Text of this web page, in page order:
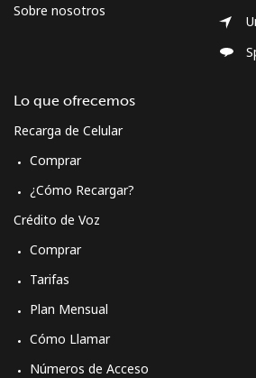
Sobre nosotros
Lo que ofrecemos
Recarga de Celular
Comprar
¿Cómo Recargar?
Crédito de Voz
Comprar
Tarifas
Plan Mensual
Cómo Llamar
Números de Acceso